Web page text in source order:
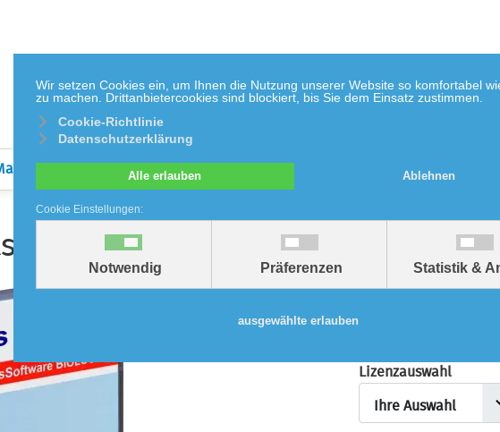
Wir setzen Cookies ein, um Ihnen die Nutzung unserer Website so komfortabel
zu machen. Drittanbietercookies sind blockiert, bis Sie dem Einsatz zustimmen.
Cookie-Richtlinie
Datenschutzerklärung
Alle erlauben Ablehnen
Cookie Einstellungen:
Notwendig Präferenzen Statistik &
ausgewählte erlauben
Biologie Mathe
Das Rind
Lizenzauswahl
Ihre Auswahl